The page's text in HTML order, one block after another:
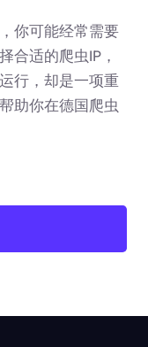
你可能经常需要
合适的爬虫IP，
行，却是一项重
助你在德国爬虫